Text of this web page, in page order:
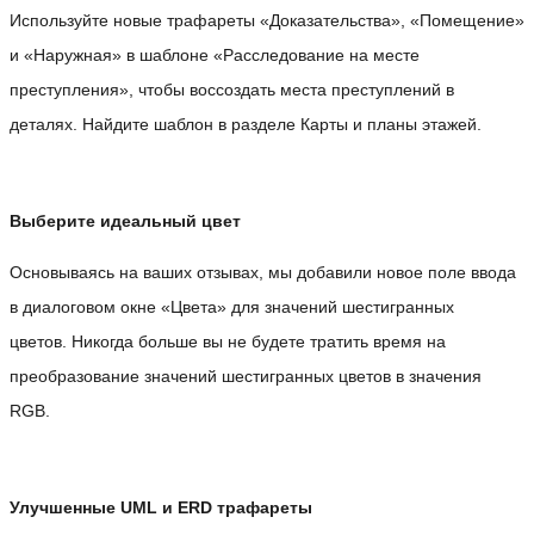
Используйте новые трафареты «Доказательства», «Помещение»
и «Наружная» в шаблоне «Расследование на месте
преступления», чтобы воссоздать места преступлений в
деталях. Найдите шаблон в разделе Карты и планы этажей.
Выберите идеальный цвет
Основываясь на ваших отзывах, мы добавили новое поле ввода
в диалоговом окне «Цвета» для значений шестигранных
цветов. Никогда больше вы не будете тратить время на
преобразование значений шестигранных цветов в значения
RGB.
Улучшенные UML и ERD трафареты